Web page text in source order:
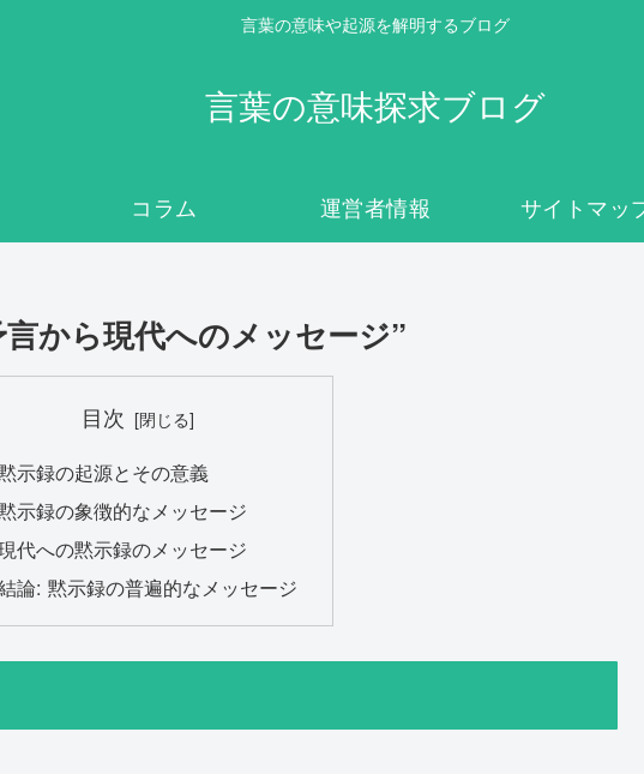
言葉の意味や起源を解明するブログ
言葉の意味探求ブログ
コラム 運営者情報 サイトマッ
から現代へのメッセージ”
目次
示録の起源とその意義
示録の象徴的なメッセージ
代への黙示録のメッセージ
論: 黙示録の普遍的なメッセージ